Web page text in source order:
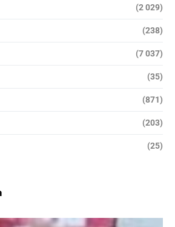
(2 029)
(238)
(7 037)
(35)
(871)
(203)
(25)